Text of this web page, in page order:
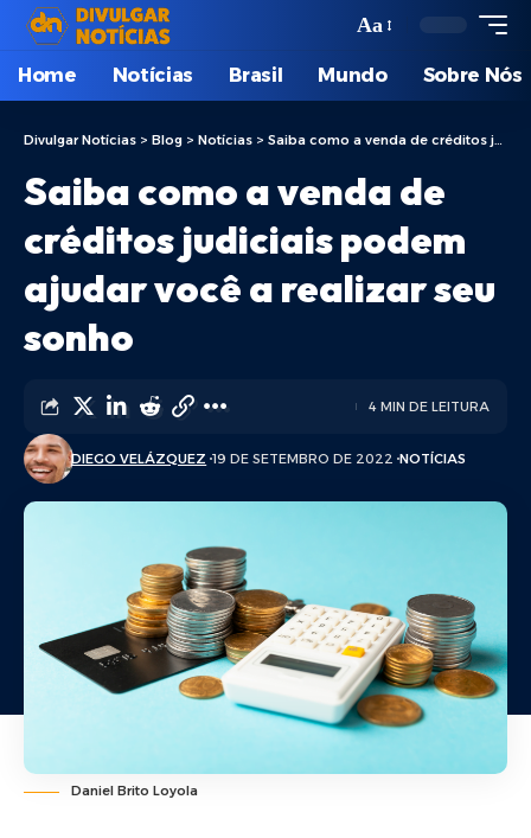
Aa
Home Notícias Brasil Mundo Sobre Nós
Divulgar Notícias > Blog > Notícias > Saiba como a venda de créditos judiciais podem ajudar você a realizar seu sonho
Saiba como a venda de
créditos judiciais podem
ajudar você a realizar seu
sonho
DIEGO VELÁZQUEZ 19 DE SETEMBRO DE 2022 NOTÍCIAS
4 MIN DE LEITURA
Daniel Brito Loyola